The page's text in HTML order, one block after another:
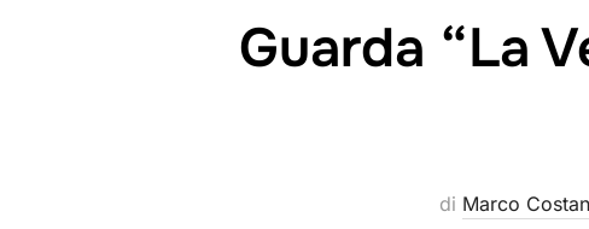
Guarda “La
di Marco